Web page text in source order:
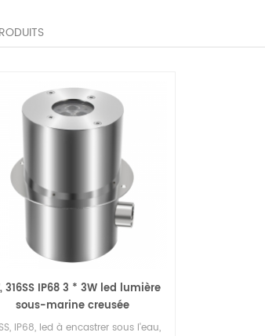
316SS IP68 3 * 3W led lumière
sous-marine creusée
IP68, led à encastrer sous l'eau,